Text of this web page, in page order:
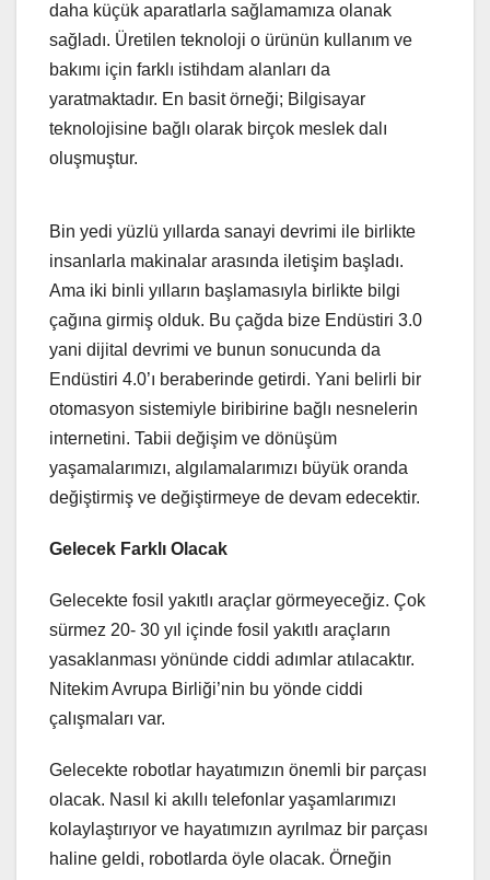
daha küçük aparatlarla sağlamamıza olanak
sağladı. Üretilen teknoloji o ürünün kullanım ve
bakımı için farklı istihdam alanları da
yaratmaktadır. En basit örneği; Bilgisayar
teknolojisine bağlı olarak birçok meslek dalı
oluşmuştur.
Bin yedi yüzlü yıllarda sanayi devrimi ile birlikte
insanlarla makinalar arasında iletişim başladı.
Ama iki binli yılların başlamasıyla birlikte bilgi
çağına girmiş olduk. Bu çağda bize Endüstiri 3.0
yani dijital devrimi ve bunun sonucunda da
Endüstiri 4.0’ı beraberinde getirdi. Yani belirli bir
otomasyon sistemiyle biribirine bağlı nesnelerin
internetini. Tabii değişim ve dönüşüm
yaşamalarımızı, algılamalarımızı büyük oranda
değiştirmiş ve değiştirmeye de devam edecektir.
Gelecek Farklı Olacak
Gelecekte fosil yakıtlı araçlar görmeyeceğiz. Çok
sürmez 20- 30 yıl içinde fosil yakıtlı araçların
yasaklanması yönünde ciddi adımlar atılacaktır.
Nitekim Avrupa Birliği’nin bu yönde ciddi
çalışmaları var.
Gelecekte robotlar hayatımızın önemli bir parçası
olacak. Nasıl ki akıllı telefonlar yaşamlarımızı
kolaylaştırıyor ve hayatımızın ayrılmaz bir parçası
haline geldi, robotlarda öyle olacak. Örneğin